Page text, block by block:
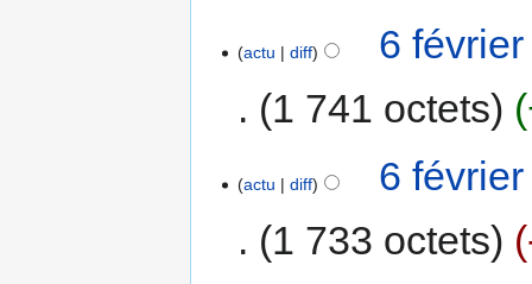
actu diff
6
1 741 octets
actu diff
6
1 733 octets